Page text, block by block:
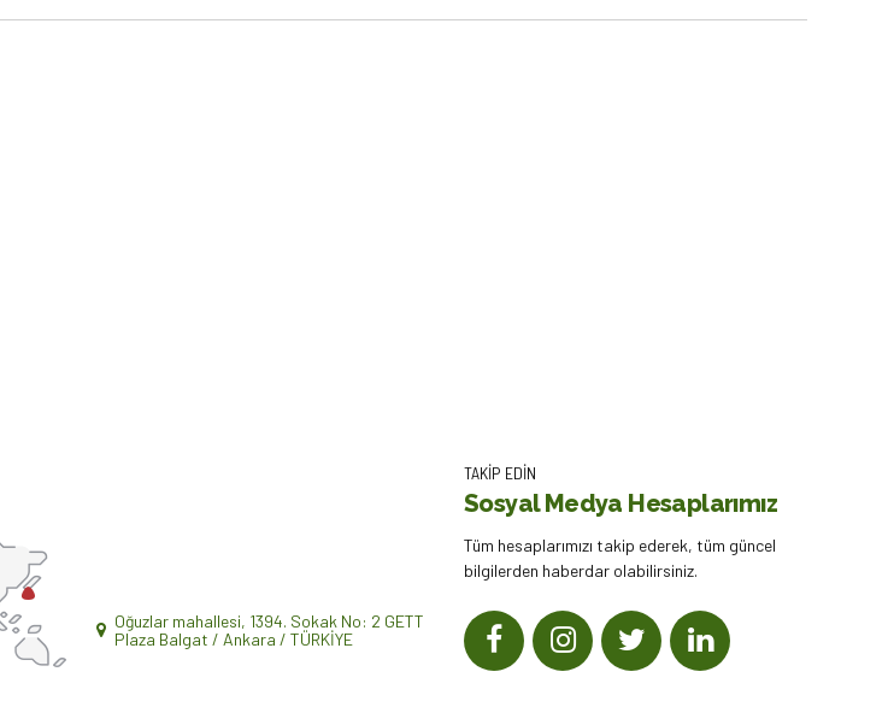
Oğuzlar mahallesi, 1394. Sokak No: 2 GETT
Plaza Balgat / Ankara / TÜRKİYE
TAKİP EDİN
Sosyal Medya Hesaplarımız
Tüm hesaplarımızı takip ederek, tüm güncel
bilgilerden haberdar olabilirsiniz.